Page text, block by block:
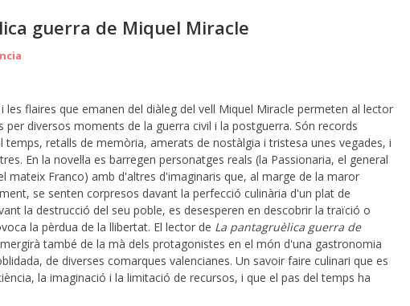
guerra de Miquel Miracle
les flaires que emanen del diàleg del vell Miquel Miracle permeten al lector
per diversos moments de la guerra civil i la postguerra. Són records
temps, retalls de memòria, amerats de nostàlgia i tristesa unes vegades, i
En la novel·la es barregen personatges reals (la Passionaria, el general
mateix Franco) amb d'altres d'imaginaris que, al marge de la maror
se senten corpresos davant la perfecció culinària d'un plat de
la destrucció del seu poble, es desesperen en descobrir la traïció o
la pèrdua de la llibertat. El lector de La pantagruèlica guerra de
també de la mà dels protagonistes en el món d'una gastronomia
de diverses comarques valencianes. Un savoir faire culinari que es
la imaginació i la limitació de recursos, i que el pas del temps ha